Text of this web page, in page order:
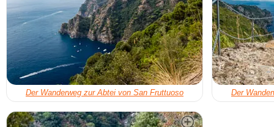
Der Wanderweg zur Abtei von San Fruttuoso Der